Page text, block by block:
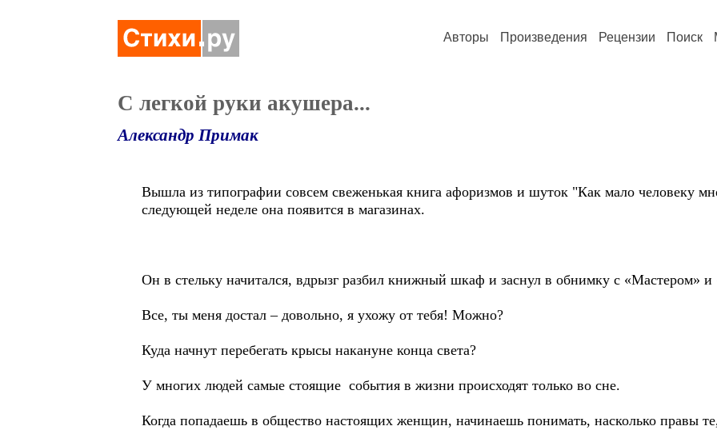
Авторы Произведения Рецензии Поиск
С легкой руки акушера...
Александр Примак
Вышла из типографии совсем свеженькая книга афоризмов и шуток "Как мало человеку
следующей неделе она появится в магазинах.
Он в стельку начитался, вдрызг разбил книжный шкаф и заснул в обнимку с «Мастером» и
Все, ты меня достал – довольно, я ухожу от тебя! Можно?
Куда начнут перебегать крысы накануне конца света?
У многих людей самые стоящие события в жизни происходят только во сне.
Когда попадаешь в общество настоящих женщин, начинаешь понимать, насколько правы